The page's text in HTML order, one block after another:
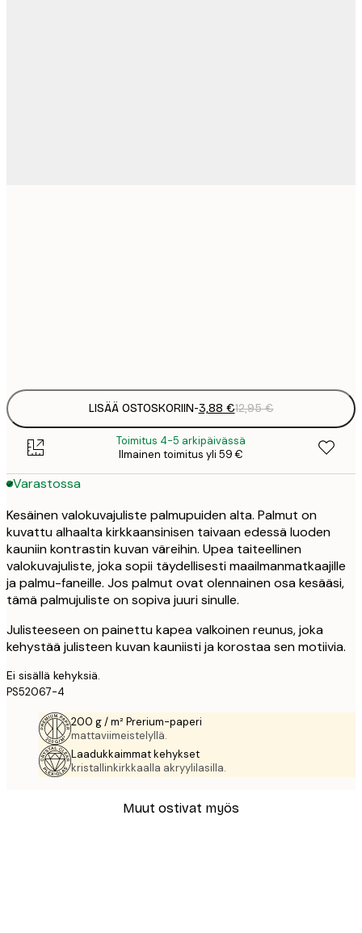
LISÄÄ OSTOSKORIIN-3,88 €12,95 €
Toimitus 4-5 arkipäivässä
Ilmainen toimitus yli 59 €
Varastossa
Kesäinen valokuvajuliste palmupuiden alta. Palmut on
kuvattu alhaalta kirkkaansinisen taivaan edessä luoden
kauniin kontrastin kuvan väreihin. Upea taiteellinen
valokuvajuliste, joka sopii täydellisesti maailmanmatkaajille
ja palmu-faneille. Jos palmut ovat olennainen osa kesääsi,
tämä palmujuliste on sopiva juuri sinulle.
Julisteeseen on painettu kapea valkoinen reunus, joka
kehystää julisteen kuvan kauniisti ja korostaa sen motiivia.
Ei sisällä kehyksiä.
PS52067-4
200 g / m² Prerium-paperi
mattaviimeistelyllä.
Laadukkaimmat kehykset
kristallinkirkkaalla akryylilasilla.
Muut ostivat myös